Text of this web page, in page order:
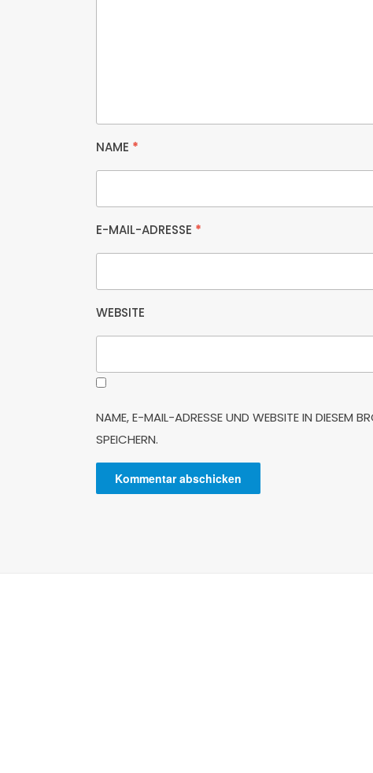
NAME *
E-MAIL-ADRESSE *
WEBSITE
NAME, E-MAIL-ADRESSE UND WEBSITE IN DIESEM
SPEICHERN.